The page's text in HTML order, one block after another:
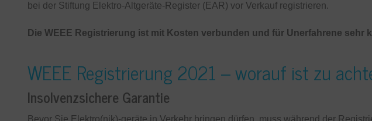
bei der Stiftung Elektro-Altgeräte-Register (EAR) vor Verkauf registrieren.
Die WEEE Registrierung ist mit Kosten verbunden und für Unerfahrene sehr
WEEE Registrierung 2021 – worauf ist zu
Insolvenzsichere Garantie
Bevor Sie Elektro(nik)-geräte in Verkehr bringen dürfen, muss während der